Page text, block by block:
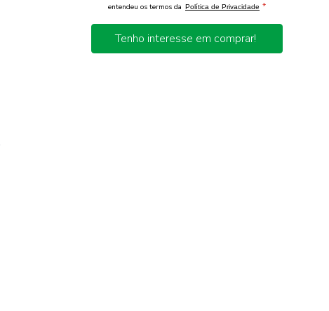
entendeu os termos da Política de Privacidade *
Tenho interesse em comprar!